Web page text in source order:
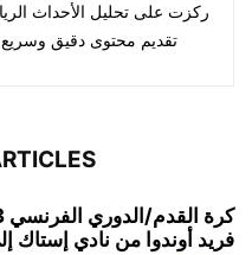
ركزت على تحليل الأحداث
تقديم محتوى دقيق وسريع
فريد أوندوا من نادي إستاك